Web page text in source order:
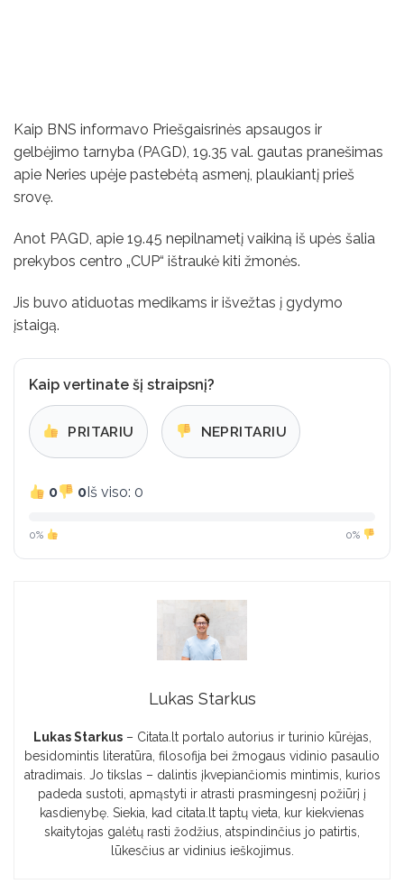
Kaip BNS informavo Priešgaisrinės apsaugos ir
gelbėjimo tarnyba (PAGD), 19.35 val. gautas pranešimas
apie Neries upėje pastebėtą asmenį, plaukiantį prieš
srovę.
Anot PAGD, apie 19.45 nepilnametį vaikiną iš upės šalia
prekybos centro „CUP“ ištraukė kiti žmonės.
Jis buvo atiduotas medikams ir išvežtas į gydymo
įstaigą.
Kaip vertinate šį straipsnį?
PRITARIU NEPRITARIU
0 0 Iš viso: 0
0% 0%
Lukas Starkus
Lukas Starkus– Citata.lt portalo autorius ir turinio kūrėjas,
besidomintis literatūra, filosofija bei žmogaus vidinio pasaulio
atradimais. Jo tikslas – dalintis įkvepiančiomis mintimis, kurios
padeda sustoti, apmąstyti ir atrasti prasmingesnį požiūrį į
kasdienybę. Siekia, kad citata.lt taptų vieta, kur kiekvienas
skaitytojas galėtų rasti žodžius, atspindinčius jo patirtis,
lūkesčius ar vidinius ieškojimus.